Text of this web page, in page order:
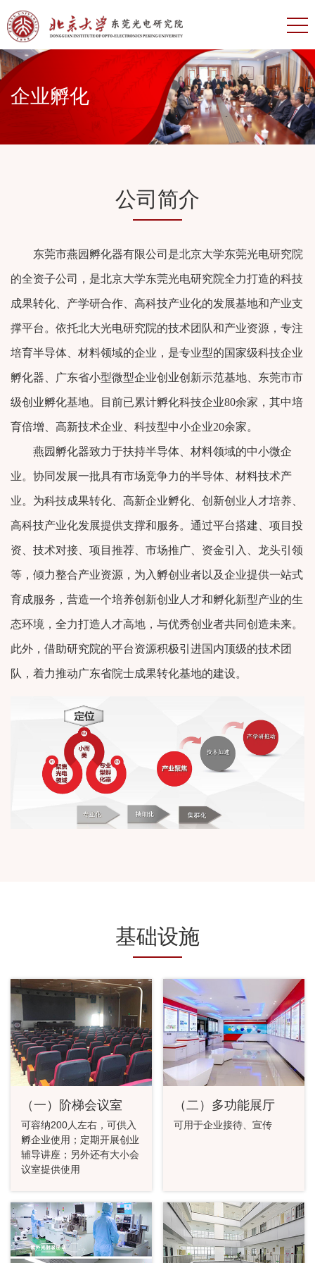
企业孵化
公司简介
东莞市燕园孵化器有限公司是北京大学东莞光电研究院
的全资子公司，是北京大学东莞光电研究院全力打造的科技
成果转化、产学研合作、高科技产业化的发展基地和产业支
撑平台。依托北大光电研究院的技术团队和产业资源，专注
培育半导体、材料领域的企业，是专业型的国家级科技企业
孵化器、广东省小型微型企业创业创新示范基地、东莞市市
级创业孵化基地。目前已累计孵化科技企业80余家，其中培
育倍增、高新技术企业、科技型中小企业20余家。
燕园孵化器致力于扶持半导体、材料领域的中小微企
业。协同发展一批具有市场竞争力的半导体、材料技术产
业。为科技成果转化、高新企业孵化、创新创业人才培养、
高科技产业化发展提供支撑和服务。通过平台搭建、项目投
资、技术对接、项目推荐、市场推广、资金引入、龙头引领
等，倾力整合产业资源，为入孵创业者以及企业提供一站式
育成服务，营造一个培养创新创业人才和孵化新型产业的生
态环境，全力打造人才高地，与优秀创业者共同创造未来。
此外，借助研究院的平台资源积极引进国内顶级的技术团
队，着力推动广东省院士成果转化基地的建设。
基础设施
（一）阶梯会议室
可容纳200人左右，可供入
孵企业使用；定期开展创业
辅导讲座；另外还有大小会
议室提供使用
（二）多功能展厅
可用于企业接待、宣传